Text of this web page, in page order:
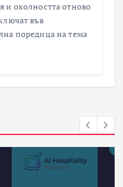
и околността отново
във
поредица на тема